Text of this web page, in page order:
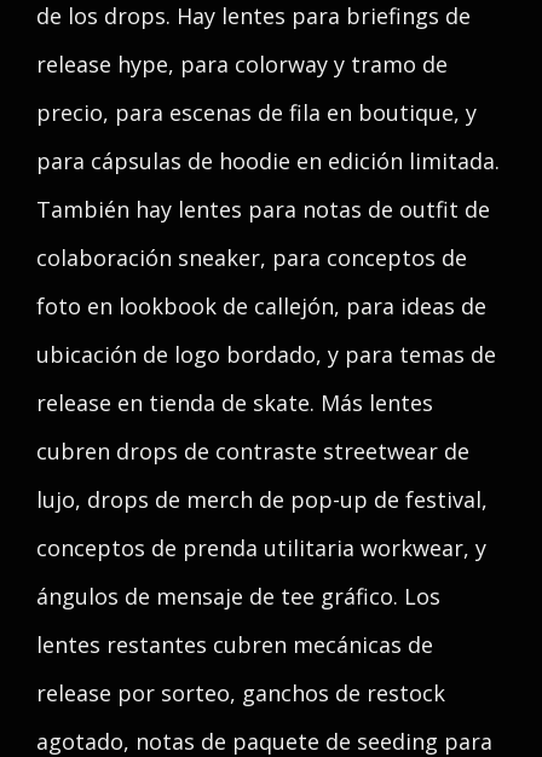
de los drops. Hay lentes para briefings de
release hype, para colorway y tramo de
precio, para escenas de fila en boutique, y
para cápsulas de hoodie en edición limitada.
También hay lentes para notas de outfit de
colaboración sneaker, para conceptos de
foto en lookbook de callejón, para ideas de
ubicación de logo bordado, y para temas de
release en tienda de skate. Más lentes
cubren drops de contraste streetwear de
lujo, drops de merch de pop-up de festival,
conceptos de prenda utilitaria workwear, y
ángulos de mensaje de tee gráfico. Los
lentes restantes cubren mecánicas de
release por sorteo, ganchos de restock
agotado, notas de paquete de seeding para